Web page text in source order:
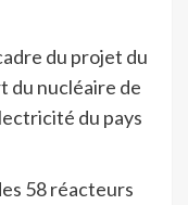
du projet du
du nucléaire de
du pays
58 réacteurs